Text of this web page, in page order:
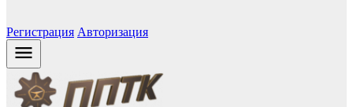
Регистрация Авторизация